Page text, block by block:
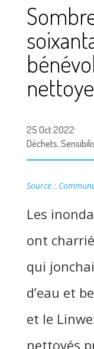
25 Oct 2022
Déchets,
Source :
Les
ont
qui
d’eau et
et le
nettoyés